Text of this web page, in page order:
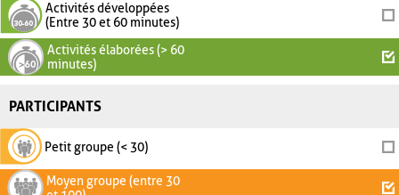
Activités développées
(Entre 30 et 60 minutes)
Activités élaborées (> 60
minutes)
PARTICIPANTS
Petit groupe (< 30)
Moyen groupe (entre 30